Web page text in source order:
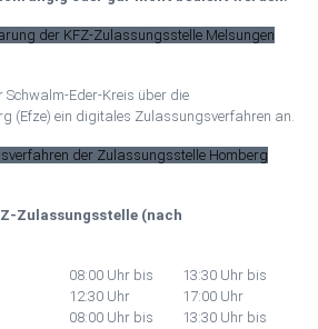
der KFZ-Zulassungsstelle Melsungen
Eder-Kreis über die
(Efze) ein digitales Zulassungsverfahren an.
der Zulassungsstelle Homberg
Zulassungsstelle (nach
08:00 Uhr bis
12:30 Uhr
13:30 Uhr bis
17:00 Uhr
08:00 Uhr bis
13:30 Uhr bis